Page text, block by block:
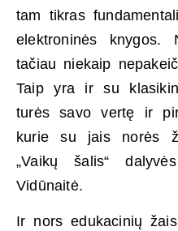
tam tikras
elektroninės
tačiau niekaip
Taip yra ir su
turės savo vertę ir
kurie su jais norės
„Vaikų šalis“
Vidūnaitė.
Ir nors edukacinių